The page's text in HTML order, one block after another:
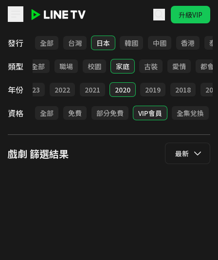
升級VIP
發行 全部 台灣 日本 韓國 中國 香港 泰
類型 全部 職場 校園 家庭 古裝 愛情 都會
年份 2023 2022 2021 2020 2019 2018
資格 全部 免費 部分免費 VIP會員 全集兌換
戲劇 篩選結果 最新